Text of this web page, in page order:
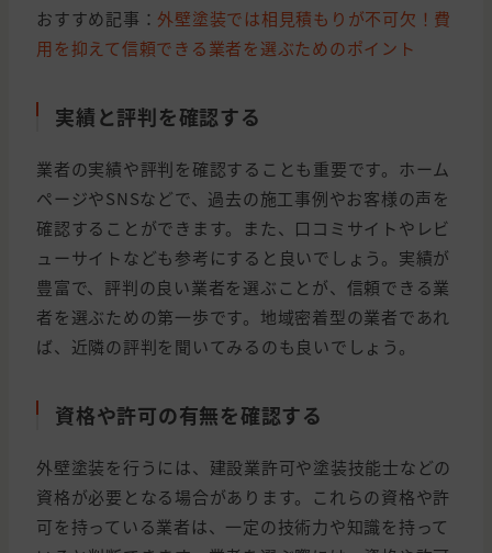
おすすめ記事：外壁塗装では相見積もりが不可欠！費
用を抑えて信頼できる業者を選ぶためのポイント
実績と評判を確認する
業者の実績や評判を確認することも重要です。ホーム
ページやSNSなどで、過去の施工事例やお客様の声を
確認することができます。また、口コミサイトやレビ
ューサイトなども参考にすると良いでしょう。実績が
豊富で、評判の良い業者を選ぶことが、信頼できる業
者を選ぶための第一歩です。地域密着型の業者であれ
ば、近隣の評判を聞いてみるのも良いでしょう。
資格や許可の有無を確認する
外壁塗装を行うには、建設業許可や塗装技能士などの
資格が必要となる場合があります。これらの資格や許
可を持っている業者は、一定の技術力や知識を持って